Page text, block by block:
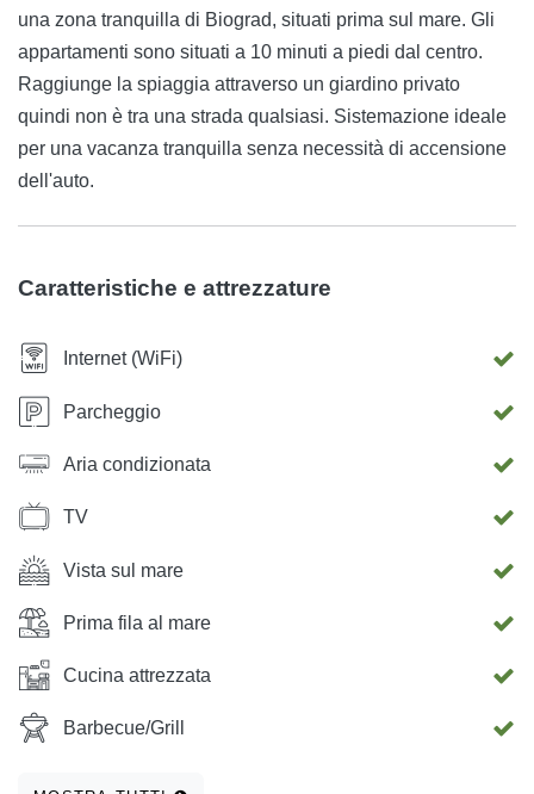
una zona tranquilla di Biograd, situati prima sul mare. Gli
appartamenti sono situati a 10 minuti a piedi dal centro.
Raggiunge la spiaggia attraverso un giardino privato
quindi non è tra una strada qualsiasi. Sistemazione ideale
per una vacanza tranquilla senza necessità di accensione
dell'auto.
Caratteristiche e attrezzature
Internet (WiFi)
Parcheggio
Aria condizionata
TV
Vista sul mare
Prima fila al mare
Cucina attrezzata
Barbecue/Grill